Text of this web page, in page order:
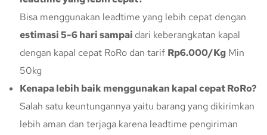
Bisa menggunakan leadtime yang lebih cepat dengan
estimasi 5-6 hari sampai dari keberangkatan kapal
dengan kapal cepat RoRo dan tarif Rp6.000/Kg Min
50kg
Kenapa lebih baik menggunakan kapal cepat RoRo?
Salah satu keuntungannya yaitu barang yang dikirimkan
lebih aman dan terjaga karena leadtime pengiriman